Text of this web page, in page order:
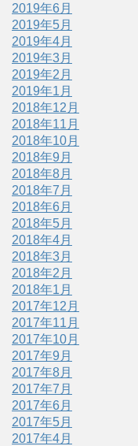
2019年6月
2019年5月
2019年4月
2019年3月
2019年2月
2019年1月
2018年12月
2018年11月
2018年10月
2018年9月
2018年8月
2018年7月
2018年6月
2018年5月
2018年4月
2018年3月
2018年2月
2018年1月
2017年12月
2017年11月
2017年10月
2017年9月
2017年8月
2017年7月
2017年6月
2017年5月
2017年4月